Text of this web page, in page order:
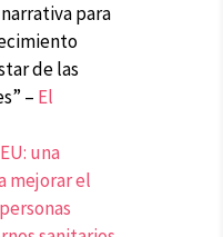
para
de las
– El
una
mejorar el